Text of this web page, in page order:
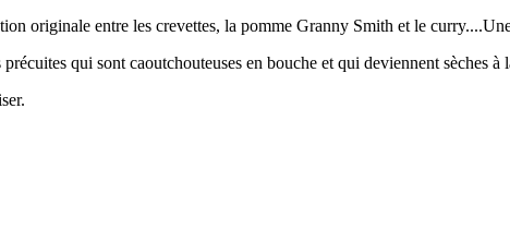
originale entre les crevettes, la pomme Granny Smith et le
qui sont caoutchouteuses en bouche et qui deviennent sèches à